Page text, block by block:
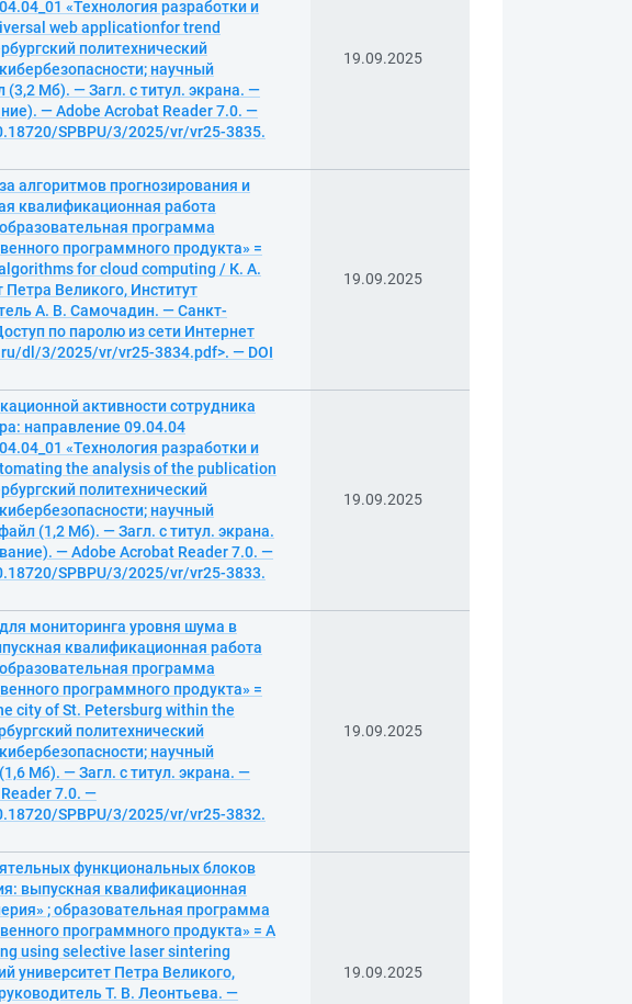
«Технология разработки и
web applicationfor trend
политехнический
научный
Мб). — Загл. с титул. экрана. —
— Adobe Acrobat Reader 7.0. —
SPBPU/3/2025/vr/vr25-3835.
19.09.2025
алгоритмов прогнозирования и
квалификационная работа
программа
программного продукта» =
for cloud computing / К. А.
Великого, Институт
А. В. Самочадин. — Санкт-
по паролю из сети Интернет
dl/3/2025/vr/vr25-3834.pdf>. — DOI
19.09.2025
активности сотрудника
направление 09.04.04
«Технология разработки и
the analysis of the publication
политехнический
научный
(1,2 Мб). — Загл. с титул. экрана.
— Adobe Acrobat Reader 7.0. —
SPBPU/3/2025/vr/vr25-3833.
19.09.2025
мониторинга уровня шума в
квалификационная работа
программа
программного продукта» =
city of St. Petersburg within the
политехнический
научный
Мб). — Загл. с титул. экрана. —
7.0. —
SPBPU/3/2025/vr/vr25-3832.
19.09.2025
функциональных блоков
выпускная квалификационная
; образовательная программа
программного продукта» = A
using selective laser sintering
университет Петра Великого,
Т. В. Леонтьева. —
19.09.2025